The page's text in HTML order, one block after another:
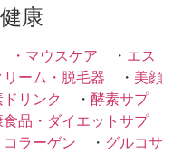
康
・ マウスケア ・ エス
リーム・脱毛器 ・ 美顔
リンク ・ 酵素サプ
食品・ダイエットサプ
コラーゲン ・ グルコサ